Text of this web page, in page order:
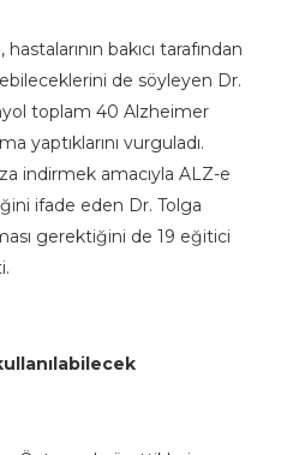
bakıcı tarafından
de söyleyen Dr.
toplam 40 Alzheimer
yaptıklarını vurguladı.
indirmek amacıyla ALZ-e
ifade eden Dr. Tolga
gerektiğini de 19 eğitici